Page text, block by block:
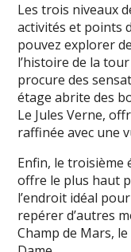
Les trois niveaux
activités et points
pouvez explorer
l’histoire de la
procure des
étage abrite des
Le Jules Verne,
raffinée avec une
Enfin, le troisième
offre le plus haut
l’endroit idéal
repérer d’autres
Champ de Mars,